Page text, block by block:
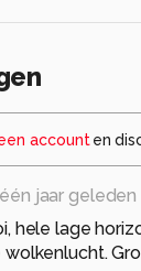
account en
één jaar geleden
hele lage